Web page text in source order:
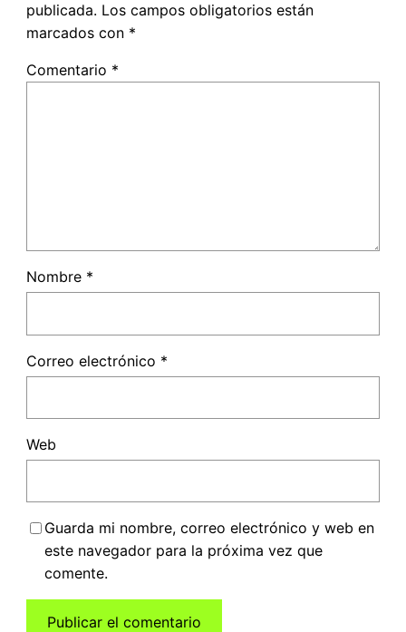
publicada. Los campos obligatorios están
marcados con *
Comentario *
Nombre *
Correo electrónico *
Web
Guarda mi nombre, correo electrónico y web en
este navegador para la próxima vez que
comente.